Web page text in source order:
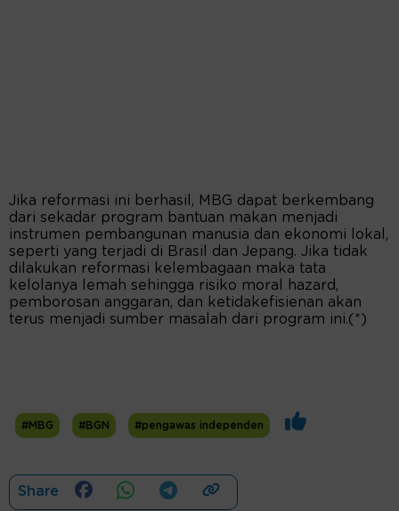
Jika reformasi ini berhasil, MBG dapat berkembang
dari sekadar program bantuan makan menjadi
instrumen pembangunan manusia dan ekonomi lokal,
seperti yang terjadi di Brasil dan Jepang. Jika tidak
dilakukan reformasi kelembagaan maka tata
kelolanya lemah sehingga risiko moral hazard,
pemborosan anggaran, dan ketidakefisienan akan
terus menjadi sumber masalah dari program ini.(*)
#MBG #BGN #pengawas independen
Share